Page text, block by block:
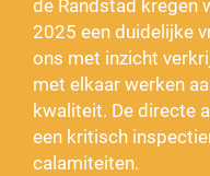
2025 een duidelijke
ons met inzicht
met elkaar werken
kwaliteit. De directe
een kritisch
calamiteiten.